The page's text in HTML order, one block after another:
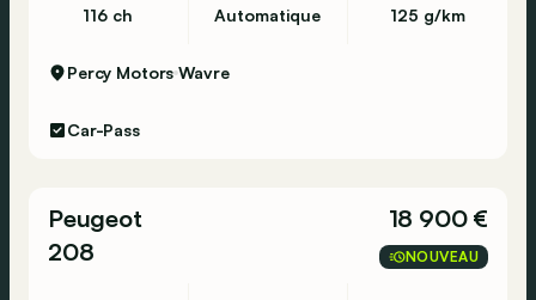
116 ch Automatique 125 g/km
Percy Motors Wavre
Car-Pass
Peugeot
208
18 900 €
NOUVEAU